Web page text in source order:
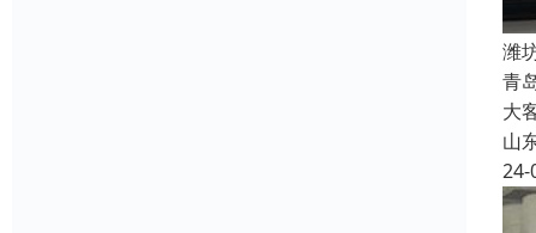
潍
青
大
山
24-